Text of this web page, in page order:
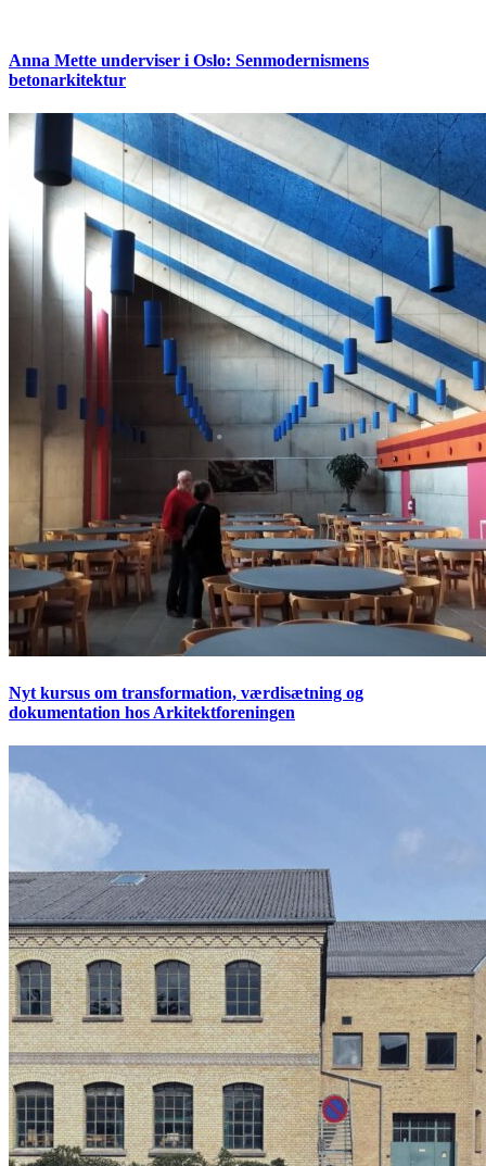
Anna Mette underviser i Oslo: Senmodernismens
betonarkitektur
Nyt kursus om transformation, værdisætning og
dokumentation hos Arkitektforeningen